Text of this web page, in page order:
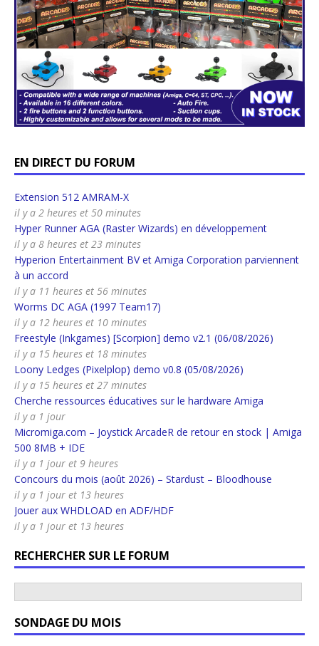
EN DIRECT DU FORUM
Extension 512 AMRAM-X
il y a 2 heures et 50 minutes
Hyper Runner AGA (Raster Wizards) en développement
il y a 8 heures et 23 minutes
Hyperion Entertainment BV et Amiga Corporation parviennent
à un accord
il y a 11 heures et 56 minutes
Worms DC AGA (1997 Team17)
il y a 12 heures et 10 minutes
Freestyle (Inkgames) [Scorpion] demo v2.1 (06/08/2026)
il y a 15 heures et 18 minutes
Loony Ledges (Pixelplop) demo v0.8 (05/08/2026)
il y a 15 heures et 27 minutes
Cherche ressources éducatives sur le hardware Amiga
il y a 1 jour
Micromiga.com – Joystick ArcadeR de retour en stock | Amiga
500 8MB + IDE
il y a 1 jour et 9 heures
Concours du mois (août 2026) – Stardust – Bloodhouse
il y a 1 jour et 13 heures
Jouer aux WHDLOAD en ADF/HDF
il y a 1 jour et 13 heures
RECHERCHER SUR LE FORUM
SONDAGE DU MOIS